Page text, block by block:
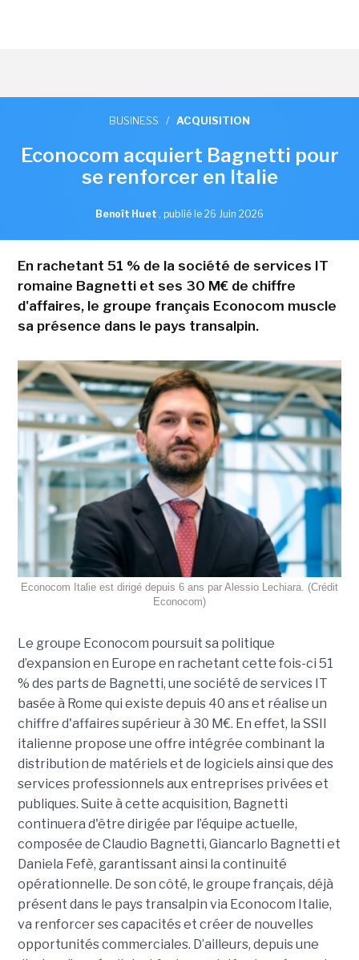
BUSINESS / ACQUISITION
Econocom acquiert Bagnetti pour
se renforcer en Italie
Benoît Huet , publié le 26 Juin 2026
En rachetant 51 % de la société de services IT
romaine Bagnetti et ses 30 M€ de chiffre
d'affaires, le groupe français Econocom muscle
sa présence dans le pays transalpin.
Econocom Italie est dirigé depuis 6 ans par Alessio Lechiara. (Crédit
Econocom)
Le groupe Econocom poursuit sa politique
d’expansion en Europe en rachetant cette fois-ci 51
% des parts de Bagnetti, une société de services IT
basée à Rome qui existe depuis 40 ans et réalise un
chiffre d'affaires supérieur à 30 M€. En effet, la SSII
italienne propose une offre intégrée combinant la
distribution de matériels et de logiciels ainsi que des
services professionnels aux entreprises privées et
publiques. Suite à cette acquisition, Bagnetti
continuera d'être dirigée par l’équipe actuelle,
composée de Claudio Bagnetti, Giancarlo Bagnetti et
Daniela Fefè, garantissant ainsi la continuité
opérationnelle. De son côté, le groupe français, déjà
présent dans le pays transalpin via Econocom Italie,
va renforcer ses capacités et créer de nouvelles
opportunités commerciales. D’ailleurs, depuis une